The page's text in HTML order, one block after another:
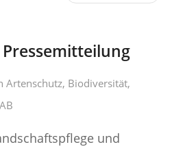
Artenschutz, Biodiversität,
und